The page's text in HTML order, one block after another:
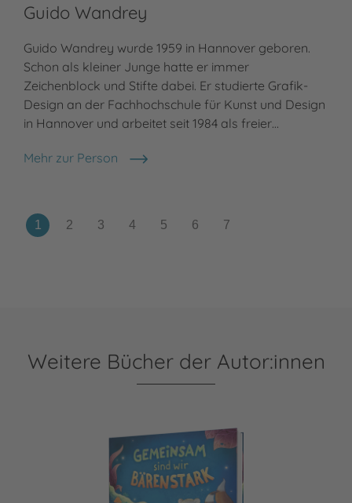
Guido Wandrey
Guido Wandrey wurde 1959 in Hannover geboren.
Schon als kleiner Junge hatte er immer
Zeichenblock und Stifte dabei. Er studierte Grafik-
Design an der Fachhochschule für Kunst und Design
in Hannover und arbeitet seit 1984 als freier…
Mehr zur Person
Guido Wandrey
Weitere Bücher der Autor:innen